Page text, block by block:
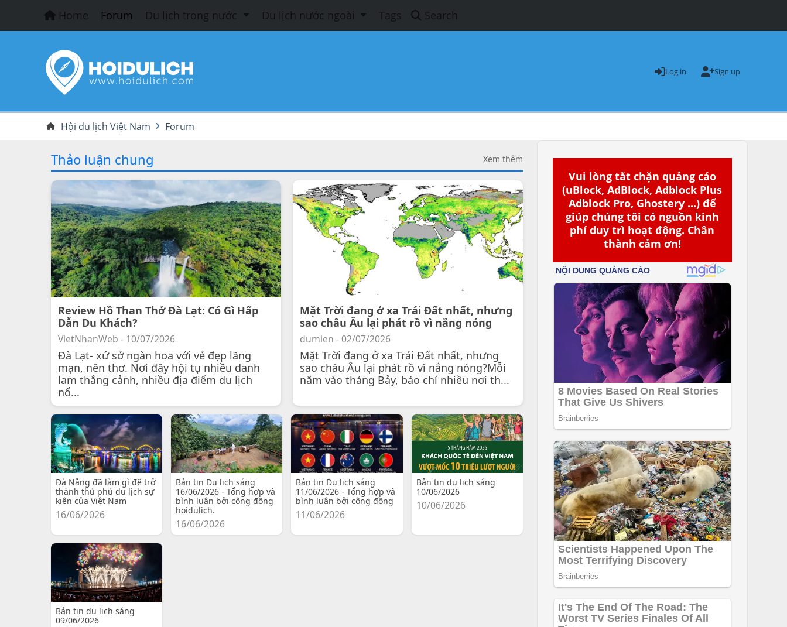
Home Forum Du lịch trong nước Du lịch nước ngoài Tags Search
Log in Sign up
Hội du lịch Việt Nam Forum
Vui lòng tắt chặn quảng cáo
(uBlock, AdBlock, Adblock Plus
Adblock Pro, Ghostery ...) để
giúp chúng tôi có nguồn kinh
phí duy trì hoạt động. Chân
thành cảm ơn!
Thảo luận chung Xem thêm
Review Hồ Than Thở Đà Lạt: Có Gì Hấp
Dẫn Du Khách?
VietNhanWeb - 10/07/2026
Đà Lạt- xứ sở ngàn hoa với vẻ đẹp lãng
mạn, nên thơ. Nơi đây hội tụ nhiều danh
lam thắng cảnh, nhiều địa điểm du lịch
nổ...
Mặt Trời đang ở xa Trái Đất nhất, nhưng
sao châu Âu lại phát rồ vì nắng nóng
dumien - 02/07/2026
Mặt Trời đang ở xa Trái Đất nhất, nhưng
sao châu Âu lại phát rồ vì nắng nóng?Mỗi
năm vào tháng Bảy, báo chí nhiều nơi th...
Đà Nẵng đã làm gì để trở
thành thủ phủ du lịch sự
kiện của Việt Nam
16/06/2026
Bản tin Du lịch sáng
16/06/2026 - Tổng hợp và
bình luận bởi cộng đồng
hoidulich.
16/06/2026
Bản tin Du lịch sáng
11/06/2026 - Tổng hợp và
bình luận bởi cộng đồng
11/06/2026
Bản tin du lịch sáng
10/06/2026
10/06/2026
Bản tin du lịch sáng
09/06/2026